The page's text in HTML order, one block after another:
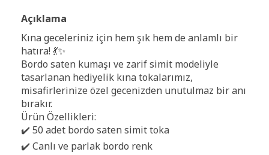
Açıklama
Kına geceleriniz için hem şık hem de anlamlı bir
hatıra! 💃✨
Bordo saten kumaşı ve zarif simit modeliyle
tasarlanan hediyelik kına tokalarımız,
misafirlerinize özel gecenizden unutulmaz bir anı
bırakır.
Ürün Özellikleri:
✔️ 50 adet bordo saten simit toka
✔️ Canlı ve parlak bordo renk